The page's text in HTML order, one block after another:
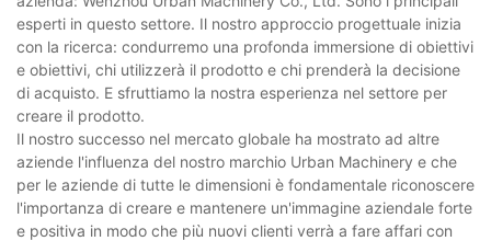
esperti in questo settore. Il nostro approccio progettuale inizia
con la ricerca: condurremo una profonda immersione di obiettivi
e obiettivi, chi utilizzerà il prodotto e chi prenderà la decisione
di acquisto. E sfruttiamo la nostra esperienza nel settore per
creare il prodotto.
Il nostro successo nel mercato globale ha mostrato ad altre
aziende l'influenza del nostro marchio Urban Machinery e che
per le aziende di tutte le dimensioni è fondamentale riconoscere
l'importanza di creare e mantenere un'immagine aziendale forte
e positiva in modo che più nuovi clienti verrà a fare affari con